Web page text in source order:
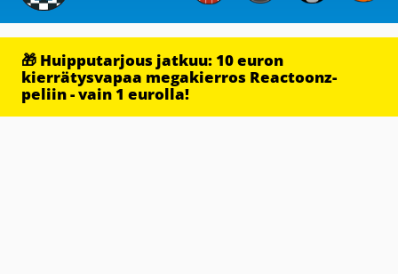
🎁 Huipputarjous jatkuu: 10 euron
kierrätysvapaa megakierros Reactoonz-
peliin - vain 1 eurolla!